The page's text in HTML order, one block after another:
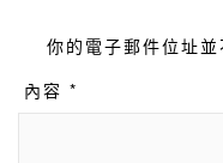
你的電子郵件位址
內容 *